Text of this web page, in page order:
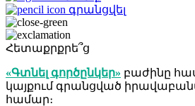
գրանցվել
Հետաքրքրե՞ց
«Գտնել գործընկեր» բաժինը
կայքում գրանցված
համար։